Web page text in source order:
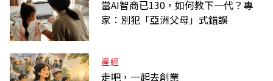
當AI智商已130，如何教下一代？專
家：別犯「亞洲父母」式錯誤
產經
走吧，一起去創業